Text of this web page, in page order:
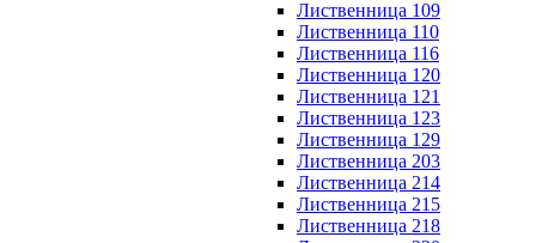
Лиственница 109
Лиственница 110
Лиственница 116
Лиственница 120
Лиственница 121
Лиственница 123
Лиственница 129
Лиственница 203
Лиственница 214
Лиственница 215
Лиственница 218